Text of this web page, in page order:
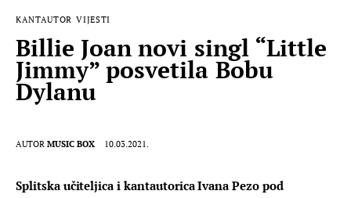
KANTAUTOR VIJESTI
Billie Joan novi singl “Little
Jimmy” posvetila Bobu
Dylanu
AUTOR MUSIC BOX 10.03.2021.
Splitska učiteljica i kantautorica Ivana Pezo pod